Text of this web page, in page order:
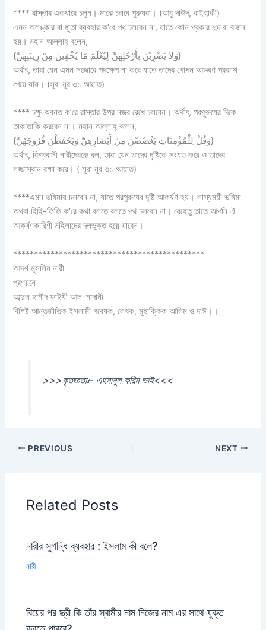
**** রাস্তার একধারে চলুন। মাঝে চলবে পুরুষরা। (আবূ দাঊদ, বাইহাকী)
এমন অলঙ্কার বা জুতা ব্যবহার ক’রে পথ চলবেন না, যাতে কোন প্রকার শব্দ বা বাজনা
হয়। মহান আল্লাহ্‌ বলেন,
{وَلاَ يَضْرِبْنَ بِأَرْجُلِهِنَّ لِيُعْلَمَ مَا يُخْفِينَ مِنْ زِينَتِهِنَّ}
অর্থাৎ, তারা যেন এমন সজোরে পদক্ষেপ না করে যাতে তাদের গোপন আভরণ প্রকাশ
পেয়ে যায়। (সূরা নূর ৩১ আয়াত)
**** চক্ষু অবনত ক’রে রাস্তার উপর নজর রেখে চলবেন। অর্থাৎ, পরপুরুষের দিকে
তাকাতাকি করবেন না। মহান আল্লাহ্‌ বলেন,
{وَقُلْ لِلْمُؤْمِنَاتِ يَغْضُضْنَ مِنْ أَبْصَارِهِنَّ وَيَحْفَظْنَ فُرُوجَهُنَّ}
অর্থাৎ, বিশ্ববাসী নারীদেরকে বল, তারা যেন তাদের দৃষ্টিকে সংযত করে ও তাদের
লজ্জাস্থান রক্ষা করে। ( সূরা নূর ৩১ আয়াত)
****এমন ভঙ্গিমায় চলবেন না, যাতে পরপুরুষের দৃষ্টি আকর্ষণ হয়। লাস্যময়ী ভঙ্গিমা
অথবা হিহি-ফিফি ক’রে কথা বলতে বলতে পথ চলবেন না। যেহেতু তাতে আপনি ঐ
আকর্ষণকারিণী মহিলাদের দলভুক্ত হয়ে যাবেন।
**********************************************
আদর্শ মুসলিম নারী
প্রণয়নে
আব্দুল হামীদ ফাইযী আল-মাদানী
বিশিষ্ট আন্তর্জাতিক ইসলামী গবেষক, লেখক, মুহাক্কিক আলিম ও দাঈ।।
>>>কৃতজ্ঞতাঃ- এহসানুল করিম ভাই<<<
PREVIOUS NEXT
Related Posts
নারীর সুগন্ধি ব্যবহার : ইসলাম কী বলে?
নারী
বিয়ের পর স্ত্রী কি তাঁর স্বামীর নাম নিজের নাম এর সাথে যুক্ত